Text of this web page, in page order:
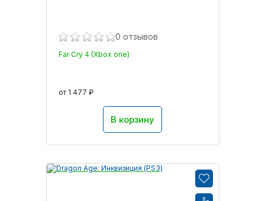
0 отзывов
Far Cry 4 (Xbox one)
от 1 477 ₽
В корзину